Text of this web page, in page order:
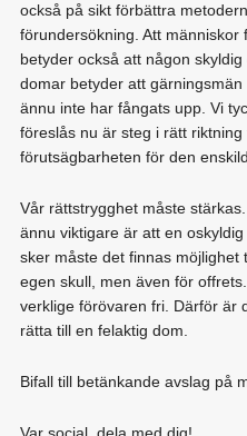
också på sikt förbättra
förundersökning. Att
betyder också att någon
domar betyder att
ännu inte har fångats upp. Vi
föreslås nu är steg i rätt
förutsägbarheten för den
Vår rättstrygghet måste
ännu viktigare är att en
sker måste det finnas
egen skull, men även för
verklige förövaren fri. Därför är
rätta till en felaktig dom.
Bifall till betänkande avslag på